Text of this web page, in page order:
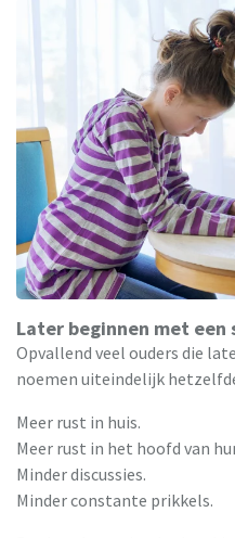
Later beginnen met
Opvallend veel ouders die
noemen uiteindelijk
Meer rust in huis.
Meer rust in het hoofd van
Minder discussies.
Minder constante prikkels.